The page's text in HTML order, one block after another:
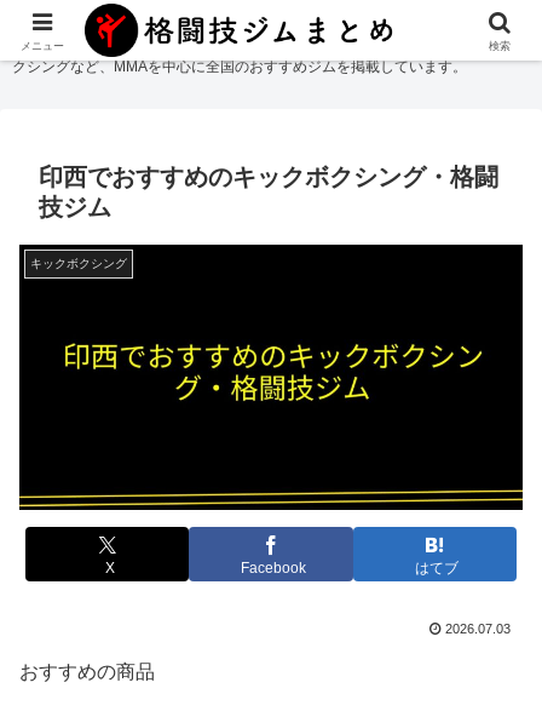
格闘技ジムまとめ
では総合格闘技・柔術・レスリング・キックボクシング・ボ
クシングなど、MMAを中心に全国のおすすめジムを掲載しています。
印西でおすすめのキックボクシング・格闘
技ジム
キックボクシング
X Facebook はてブ
2026.07.03
おすすめの商品
メニュー 検索